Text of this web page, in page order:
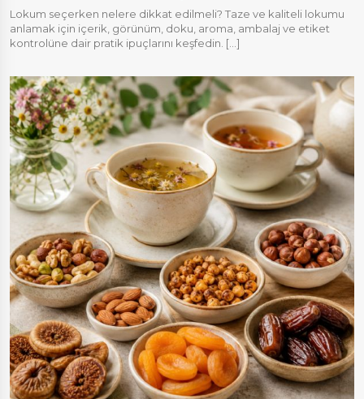
Lokum seçerken nelere dikkat edilmeli? Taze ve kaliteli lokumu
anlamak için içerik, görünüm, doku, aroma, ambalaj ve etiket
kontrolüne dair pratik ipuçlarını keşfedin. [...]